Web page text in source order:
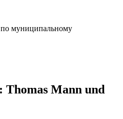
по муниципальному
Thomas Mann und